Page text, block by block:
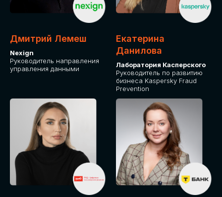
Дмитрий Лемеш
Nexign
Руководитель направления
управления данными
Екатерина
Данилова
Лаборатория Касперского
Руководитель по развитию
бизнеса Kaspersky Fraud
Prevention
ДЛЯ ОПЛАТЫ БИЛЕТОВ
Оплата через сервис Timepad
ПРИОБРЕСТИ БИЛЕТ